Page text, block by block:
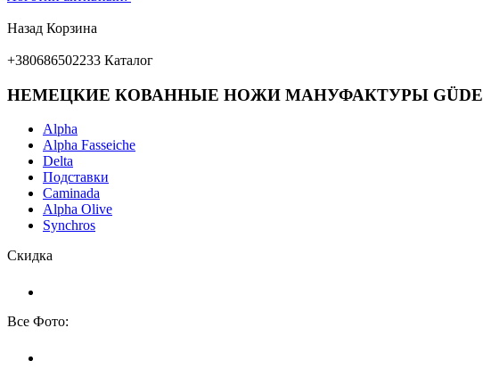
Назад Корзина
+380686502233 Каталог
НЕМЕЦКИЕ КОВАННЫЕ НОЖИ МАНУФАКТУРЫ GÜDE
Alpha
Alpha Fasseiche
Delta
Подставки
Caminada
Alpha Olive
Synchros
Скидка
Все Фото: